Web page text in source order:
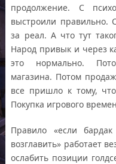
продолжение. С
выстроили правильно.
за реал. А что тут
Народ привык и через
это нормально.
магазина. Потом
все пришло к тому,
Покупка игрового
Правило «если
возглавить» работает
ослабить позиции